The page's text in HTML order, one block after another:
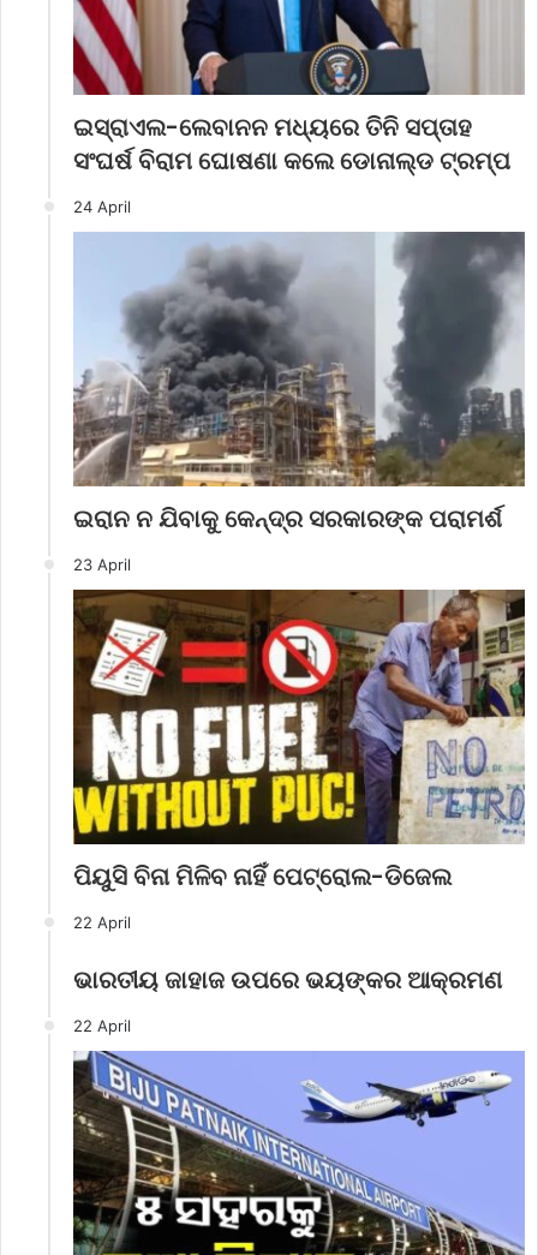
ଇସ୍ରାଏଲ-ଲେବାନନ ମଧ୍ୟରେ ତିନି ସପ୍ତାହ
ସଂଘର୍ଷ ବିରାମ ଘୋଷଣା କଲେ ଡୋନାଲ୍ଡ ଟ୍ରମ୍ପ
24 April
ଇରାନ ନ ଯିବାକୁ କେନ୍ଦ୍ର ସରକାରଙ୍କ ପରାମର୍ଶ
23 April
ପିୟୁସି ବିନା ମିଳିବ ନାହିଁ ପେଟ୍ରୋଲ-ଡିଜେଲ
22 April
ଭାରତୀୟ ଜାହାଜ ଉପରେ ଭୟଙ୍କର ଆକ୍ରମଣ
22 April